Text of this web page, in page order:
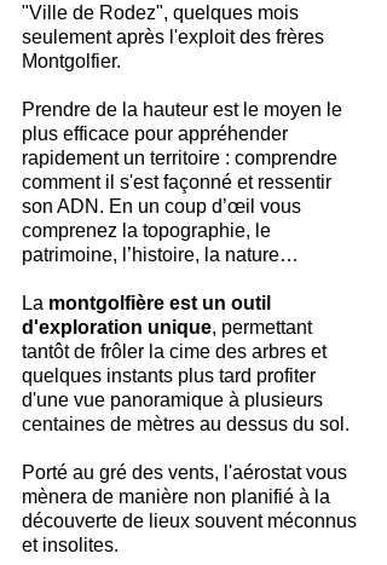
"Ville de Rodez", quelques mois
seulement après l'exploit des frères
Montgolfier.
Prendre de la hauteur est le moyen le
plus efficace pour appréhender
rapidement un territoire : comprendre
comment il s'est façonné et ressentir
son ADN. En un coup d’œil vous
comprenez la topographie, le
patrimoine, l’histoire, la nature…
La montgolfière est un outil
d'exploration unique, permettant
tantôt de frôler la cime des arbres et
quelques instants plus tard profiter
d'une vue panoramique à plusieurs
centaines de mètres au dessus du sol.
Porté au gré des vents, l'aérostat vous
mènera de manière non planifié à la
découverte de lieux souvent méconnus
et insolites.